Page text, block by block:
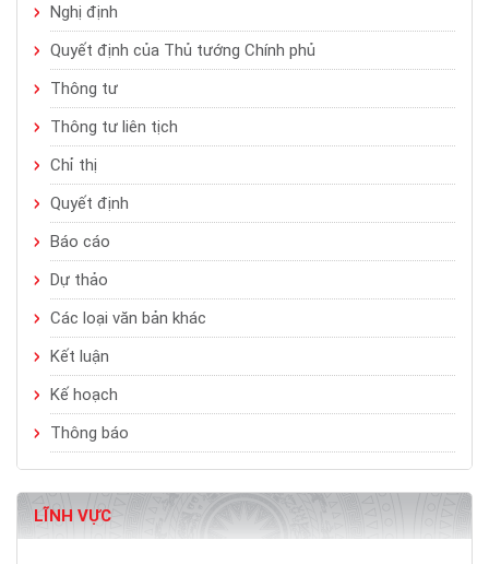
Nghị định
Quyết định của Thủ tướng Chính phủ
Thông tư
Thông tư liên tịch
Chỉ thị
Quyết định
Báo cáo
Dự thảo
Các loại văn bản khác
Kết luận
Kế hoạch
Thông báo
LĨNH VỰC